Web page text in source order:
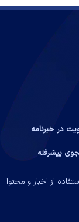
در خبرنامه
پیشرفته
از اخبار و محتوا